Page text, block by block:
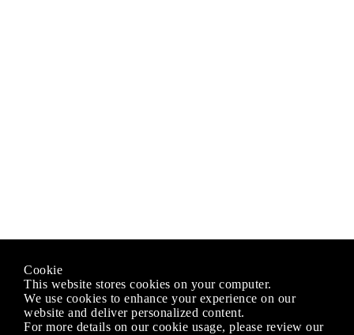
Cookie
This website stores cookies on your computer.
We use cookies to enhance your experience on our
website and deliver personalized content.
For more details on our cookie usage, please review our